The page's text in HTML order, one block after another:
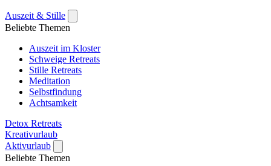
Auszeit & Stille
Beliebte Themen
Auszeit im Kloster
Schweige Retreats
Stille Retreats
Meditation
Selbstfindung
Achtsamkeit
Detox Retreats
Kreativurlaub
Aktivurlaub
Beliebte Themen